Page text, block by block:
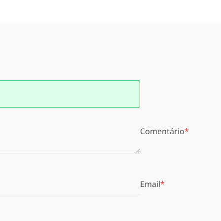
Comentário
Email